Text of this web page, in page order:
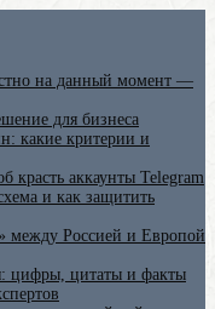
на данный момент —
для бизнеса
какие критерии и
аккаунты Telegram
и как защитить
между Россией и Европой
цифры, цитаты и факты